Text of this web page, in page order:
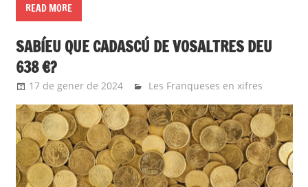
READ MORE
SABÍEU QUE CADASCÚ DE VOSALTRES DEU
638 €?
17 de gener de 2024 roger
Les Franqueses en xifres